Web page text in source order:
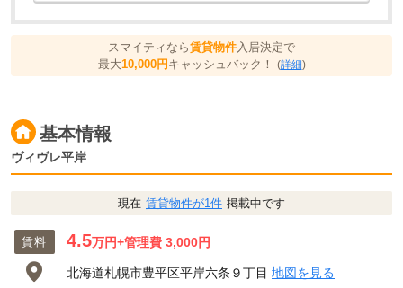
スマイティなら賃貸物件 入居決定で
最大10,000円キャッシュバック！ (詳細)
基本情報
ヴィヴレ平岸
現在 賃貸物件が1件 掲載中です
賃料 4.5万円+管理費 3,000円
北海道札幌市豊平区平岸六条９丁目 地図を見る